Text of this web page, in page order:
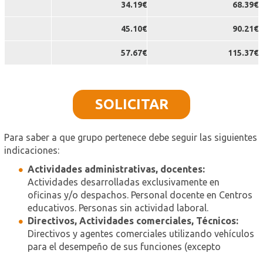
34.19€ 68.39€
45.10€ 90.21€
57.67€ 115.37€
SOLICITAR
Para saber a que grupo pertenece debe seguir las siguientes
indicaciones:
Actividades administrativas, docentes:
Actividades desarrolladas exclusivamente en
oficinas y/o despachos. Personal docente en Centros
educativos. Personas sin actividad laboral.
Directivos, Actividades comerciales, Técnicos:
Directivos y agentes comerciales utilizando vehículos
para el desempeño de sus funciones (excepto